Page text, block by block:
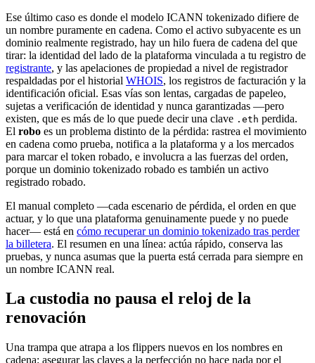
Ese último caso es donde el modelo ICANN tokenizado difiere de
un nombre puramente en cadena. Como el activo subyacente es un
dominio realmente registrado, hay un hilo fuera de cadena del que
tirar: la identidad del lado de la plataforma vinculada a tu registro de
registrante, y las apelaciones de propiedad a nivel de registrador
respaldadas por el historial WHOIS, los registros de facturación y la
identificación oficial. Esas vías son lentas, cargadas de papeleo,
sujetas a verificación de identidad y nunca garantizadas —pero
existen, que es más de lo que puede decir una clave .eth perdida.
El robo es un problema distinto de la pérdida: rastrea el movimiento
en cadena como prueba, notifica a la plataforma y a los mercados
para marcar el token robado, e involucra a las fuerzas del orden,
porque un dominio tokenizado robado es también un activo
registrado robado.
El manual completo —cada escenario de pérdida, el orden en que
actuar, y lo que una plataforma genuinamente puede y no puede
hacer— está en cómo recuperar un dominio tokenizado tras perder
la billetera. El resumen en una línea: actúa rápido, conserva las
pruebas, y nunca asumas que la puerta está cerrada para siempre en
un nombre ICANN real.
La custodia no pausa el reloj de la
renovación
Una trampa que atrapa a los flippers nuevos en los nombres en
cadena: asegurar las claves a la perfección no hace nada por el